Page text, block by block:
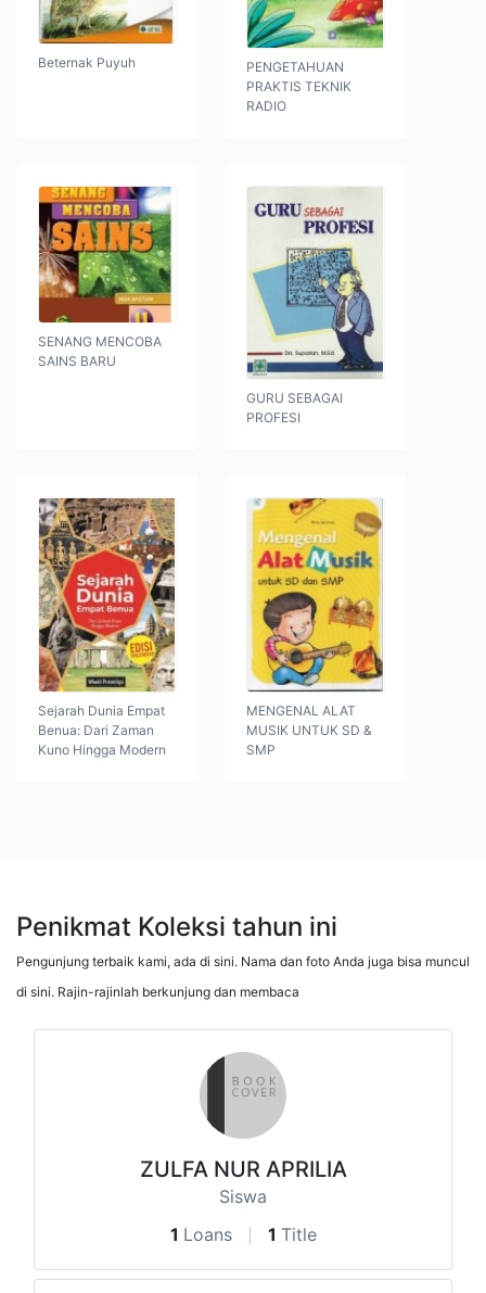
Beternak Puyuh
PENGETAHUAN
PRAKTIS TEKNIK
RADIO
SENANG MENCOBA
SAINS BARU
GURU SEBAGAI
PROFESI
Sejarah Dunia Empat
Benua: Dari Zaman
Kuno Hingga Modern
MENGENAL ALAT
MUSIK UNTUK SD &
SMP
Penikmat Koleksi tahun ini
Pengunjung terbaik kami, ada di sini. Nama dan foto Anda juga bisa muncul
di sini. Rajin-rajinlah berkunjung dan membaca
ZULFA NUR APRILIA
Siswa
1 Loans 1 Title